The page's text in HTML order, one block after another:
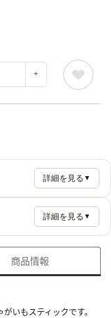
詳細を見る ▼
詳細を見る ▼
商品情報
いもスティックです。